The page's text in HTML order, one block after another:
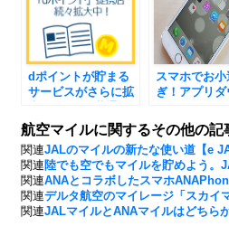
dポイントが貯まる
サービスがさらに拡
イント戦略
スマホでお
ぎ！アプリダ
クザク貯まる
航空マイルに関するその他の記
関連JALのマイルの新たな使い道【e
関連 陸でも空でもマイルを貯めよう。
関連ANAとコラボしたスマホ
関連デルタ航空のマイレージ「スカイ
関連JALマイルとANAマイルはどちら